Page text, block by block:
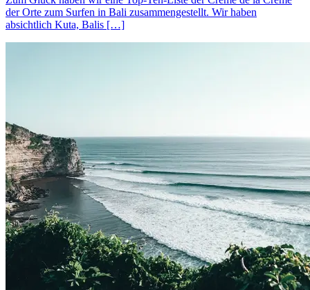
der Orte zum Surfen in Bali zusammengestellt. Wir haben
absichtlich Kuta, Balis […]